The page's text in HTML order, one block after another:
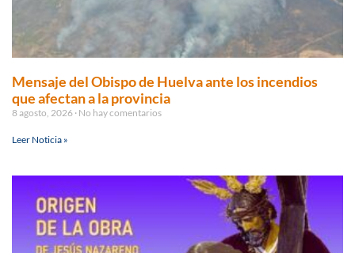
Mensaje del Obispo de Huelva ante los incendios
que afectan a la provincia
8 agosto, 2026 No hay comentarios
Leer Noticia »